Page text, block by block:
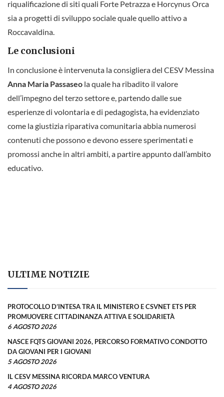
riqualificazione di siti quali Forte Petrazza e Horcynus Orca
sia a progetti di sviluppo sociale quale quello attivo a
Roccavaldina.
Le conclusioni
In conclusione è intervenuta la consigliera del CESV Messina
Anna Maria Passaseo la quale ha ribadito il valore
dell’impegno del terzo settore e, partendo dalle sue
esperienze di volontaria e di pedagogista, ha evidenziato
come la giustizia riparativa comunitaria abbia numerosi
contenuti che possono e devono essere sperimentati e
promossi anche in altri ambiti, a partire appunto dall’ambito
educativo.
ULTIME NOTIZIE
PROTOCOLLO D’INTESA TRA IL MINISTERO E CSVNET ETS PER
PROMUOVERE CITTADINANZA ATTIVA E SOLIDARIETÀ
6 AGOSTO 2026
NASCE FQTS GIOVANI 2026, PERCORSO FORMATIVO CONDOTTO
DA GIOVANI PER I GIOVANI
5 AGOSTO 2026
IL CESV MESSINA RICORDA MARCO VENTURA
4 AGOSTO 2026